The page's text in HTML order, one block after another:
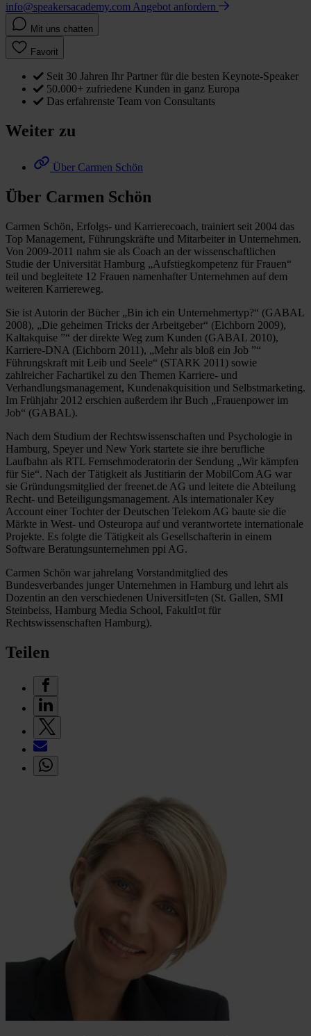
info@speakersacademy.com Angebot anfordern
Mit uns chatten
Favorit
Seit 30 Jahren Ihr Partner für die besten Keynote-Speaker
50.000+ zufriedene Kunden in ganz Europa
Das erfahrenste Team von Consultants
Weiter zu
Über Carmen Schön
Über Carmen Schön
Carmen Schön, Erfolgs- und Karrierecoach, trainiert seit 2004 das
Top Management, Führungskräfte und Mitarbeiter in Unternehmen.
Von 2009-2011 nahm sie als Coach an der wissenschaftlichen
Studie der Universität Hamburg „Aufstiegkompetenz für Frauen“
teil und begleitete 12 Frauen namenhafter Unternehmen auf dem
weiteren Karriereweg.
Sie ist Autorin der Bücher „Bin ich ein Unternehmertyp?“ (GABAL
2008), „Die geheimen Tricks der Arbeitgeber“ (Eichborn 2009),
Kaltakquise ”“ der direkte Weg zum Kunden (GABAL 2010),
Karriere-DNA (Eichborn 2011), „Mehr als bloß ein Job ”“
Führungskraft mit Leib und Seele“ (STARK 2011) sowie
zahlreicher Fachartikel zu den Themen Karriere- und
Verhandlungsmanagement, Kundenakquisition und Selbstmarketing.
Im Frühjahr 2012 erschien außerdem ihr Buch „Frauenpower im
Job“ (GABAL).
Nach dem Studium der Rechtswissenschaften und Psychologie in
Hamburg, Speyer und New York startete sie ihre berufliche
Laufbahn als RTL Fernsehmoderatorin der Sendung „Wir kämpfen
für Sie“. Nach der Tätigkeit als Justitiarin der MobilCom AG war
sie Gründungsmitglied der freenet.de AG und leitete die Abteilung
Recht- und Beteiligungsmanagement. Als internationaler Key
Account einer Tochter der Deutschen Telekom AG baute sie die
Märkte in West- und Osteuropa auf und verantwortete internationale
Projekte. Es folgte die Tätigkeit als Gesellschafterin in einem
Software Beratungsunternehmen ppi AG.
Carmen Schön war jahrelang Vorstandmitglied des
Bundesverbandes junger Unternehmen in Hamburg und lehrt als
Dozentin an den verschiedenen UniversitI¤ten (St. Gallen, SMI
Steinbeiss, Hamburg Media School, FakultI¤t für
Rechtswissenschaften Hamburg).
Teilen